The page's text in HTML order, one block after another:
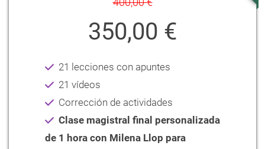
350,00 €
21 lecciones con apuntes
21 vídeos
Corrección de actividades
Clase magistral final personalizada
de 1 hora con Milena Llop para